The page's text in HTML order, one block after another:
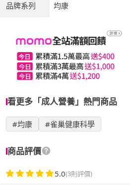
品牌系列 均康
看更多「成人營養」熱門商品
#均康 #雀巢健康科學
商品評價
5.0(3則評價)